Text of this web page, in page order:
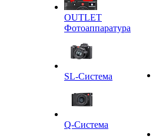
OUTLET
Фотоаппаратура
SL-Система
Q-Cистема